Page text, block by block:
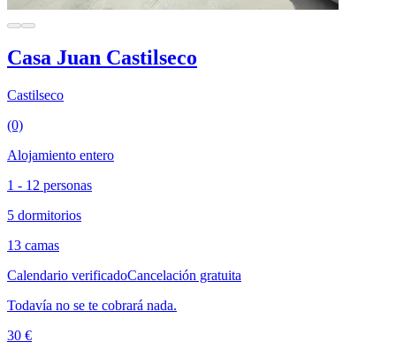
Casa Juan Castilseco
Castilseco
(0)
Alojamiento entero
1 - 12 personas
5 dormitorios
13 camas
Calendario verificadoCancelación gratuita
Todavía no se te cobrará nada.
30 €